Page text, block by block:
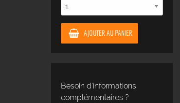
AJOUTER AU PANIER
Besoin d'informations
complémentaires ?